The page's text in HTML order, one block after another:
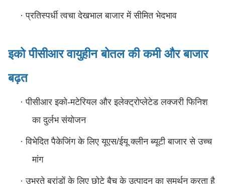
· प्रतिस्पर्धी त्वचा देखभाल बाजार में सीमित भेदभाव
इको पीसीआर वायुहीन बोतल की कमी और बाजार
बढ़त
· पीसीआर इको-मटेरियल और इलेक्ट्रोप्लेटेड लक्जरी फिनिश
का दुर्लभ संयोजन
· विभेदित पैकेजिंग के लिए यूएस/ईयू क्लीन ब्यूटी बाजार से उच्च
मांग
· उभरते ब्रांडों के लिए छोटे बैच के उत्पादन का समर्थन करता है